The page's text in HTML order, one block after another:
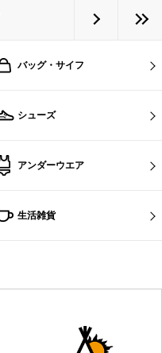
バッグ・サイフ
シューズ
アンダーウエア
生活雑貨